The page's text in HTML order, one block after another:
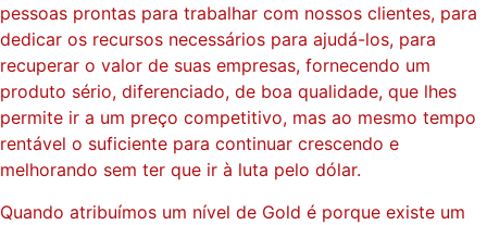
pessoas prontas para trabalhar com nossos clientes, para
dedicar os recursos necessários para ajudá-los, para
recuperar o valor de suas empresas, fornecendo um
produto sério, diferenciado, de boa qualidade, que lhes
permite ir a um preço competitivo, mas ao mesmo tempo
rentável o suficiente para continuar crescendo e
melhorando sem ter que ir à luta pelo dólar.
Quando atribuímos um nível de Gold é porque existe um